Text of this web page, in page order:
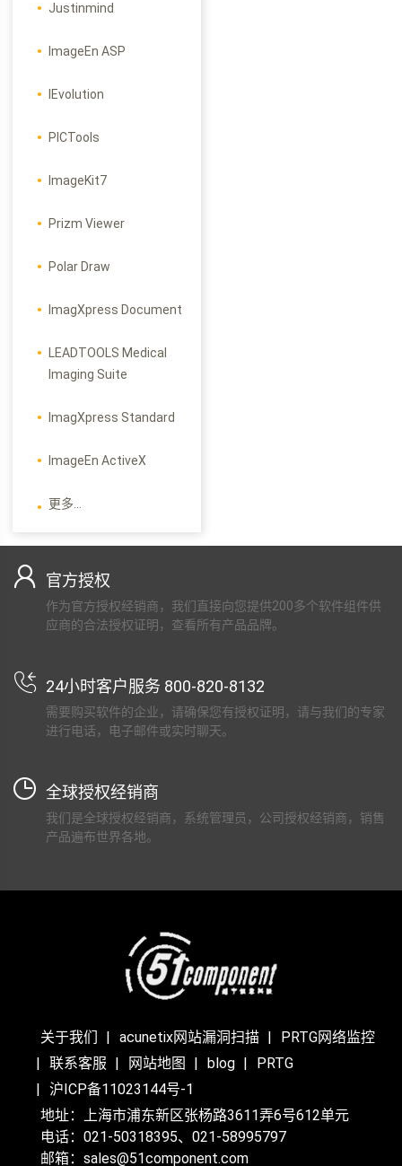
Justinmind
ImageEn ASP
IEvolution
PICTools
ImageKit7
Prizm Viewer
Polar Draw
ImagXpress Document
LEADTOOLS Medical
Imaging Suite
ImagXpress Standard
ImageEn ActiveX
更多...
官方授权
作为官方授权经销商，我们直接向您提供200多个软件组件供
应商的合法授权证明，查看所有产品品牌。
24小时客户服务 800-820-8132
需要购买软件的企业，请确保您有授权证明，请与我们的专家
进行电话，电子邮件或实时聊天。
全球授权经销商
我们是全球授权经销商，系统管理员，公司授权经销商，销售
产品遍布世界各地。
关于我们 acunetix网站漏洞扫描
PRTG网络监控
联系客服
网站地图 blog
PRTG
沪ICP备11023144号-1
地址：上海市浦东新区张杨路3611弄6号612单元
电话：021-50318395、021-58995797
邮箱：sales@51component.com